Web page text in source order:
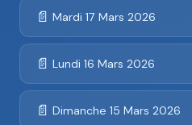
📄 Mardi 17 Mars 2026
📄 Lundi 16 Mars 2026
📄 Dimanche 15 Mars 2026